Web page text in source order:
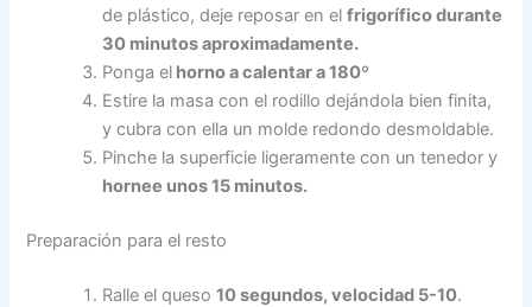
de plástico, deje reposar en elfrigorífico durante
30 minutos aproximadamente.
Ponga el horno a calentar a 180º
Estire la masa con el rodillo dejándola bien finita,
y cubra con ella un molde redondo desmoldable.
Pinche la superficie ligeramente con un tenedor y
hornee unos 15 minutos.
Preparación para el resto
Ralle el queso10 segundos, velocidad 5-10.